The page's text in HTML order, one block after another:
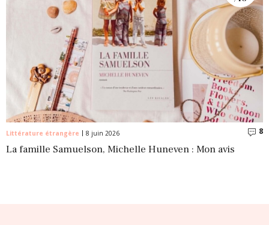
Littérature étrangère 8 juin 2026 8
La famille Samuelson, Michelle Huneven : Mon avis